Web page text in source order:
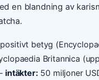
en blandning av
betyg
Britannica
intäkter: 50 miljoner